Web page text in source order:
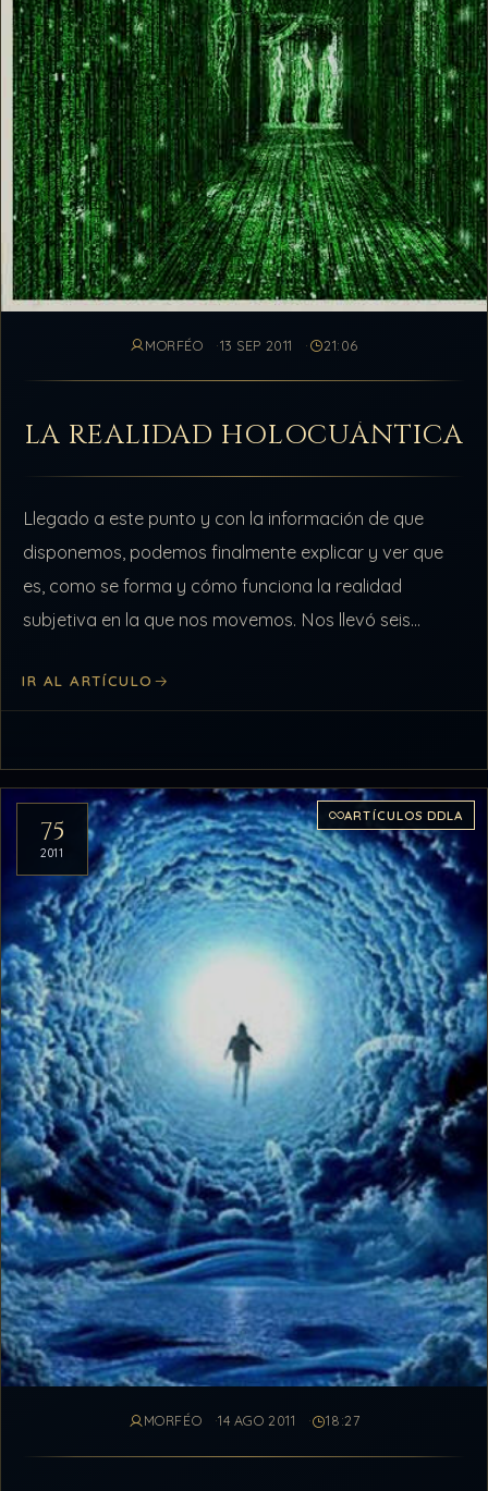
MORFÉO 13 SEP 2011 21:06
LA REALIDAD HOLOCUÁNTICA
Llegado a este punto y con la información de que
disponemos, podemos finalmente explicar y ver que
es, como se forma y cómo funciona la realidad
subjetiva en la que nos movemos. Nos llevó seis
IR AL ARTÍCULO
75
2011
ARTÍCULOS DDLA
MORFÉO 14 AGO 2011 18:27